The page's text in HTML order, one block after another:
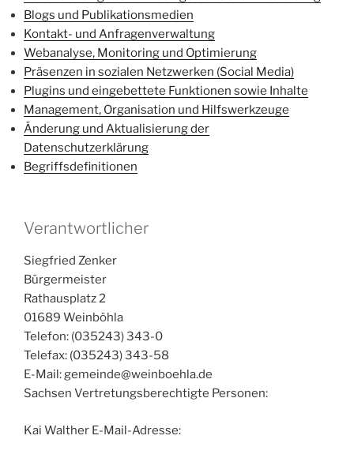
Blogs und Publikationsmedien
Kontakt- und Anfragenverwaltung
Webanalyse, Monitoring und Optimierung
Präsenzen in sozialen Netzwerken (Social Media)
Plugins und eingebettete Funktionen sowie Inhalte
Management, Organisation und Hilfswerkzeuge
Änderung und Aktualisierung der
Datenschutzerklärung
Begriffsdefinitionen
Verantwortlicher
Siegfried Zenker
Bürgermeister
Rathausplatz 2
01689 Weinböhla
Telefon: (035243) 343-0
Telefax: (035243) 343-58
E-Mail: gemeinde@weinboehla.de
Sachsen Vertretungsberechtigte Personen:
Kai Walther E-Mail-Adresse: